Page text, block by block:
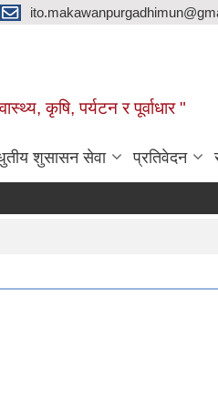
कृषि, पर्यटन र पूर्वाधार "
शुसासन सेवा प्रतिवेदन
सूची